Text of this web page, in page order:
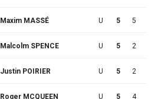
Maxim MASSÉ U 5 5
Malcolm SPENCE U 5 2
Justin POIRIER U 5 2
Roger MCQUEEN U 5 4